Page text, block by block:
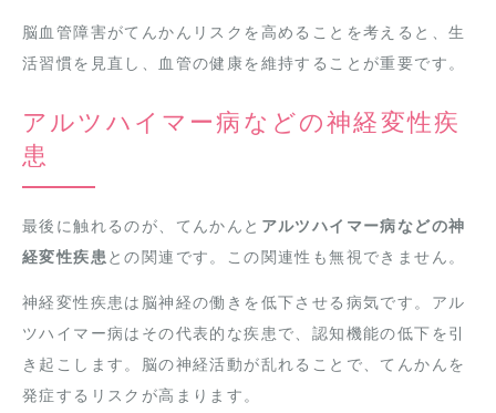
脳血管障害がてんかんリスクを高めることを考えると、生
活習慣を見直し、血管の健康を維持することが重要です。
アルツハイマー病などの神経変性疾
患
最後に触れるのが、てんかんと アルツハイマー病などの神
経変性疾患との関連です。この関連性も無視できません。
神経変性疾患は脳神経の働きを低下させる病気です。アル
ツハイマー病はその代表的な疾患で、認知機能の低下を引
き起こします。脳の神経活動が乱れることで、てんかんを
発症するリスクが高まります。